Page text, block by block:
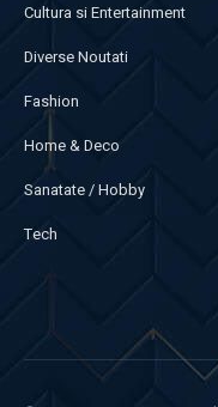
Cultura si Entertainment
Diverse Noutati
Fashion
Home & Deco
Sanatate / Hobby
Tech